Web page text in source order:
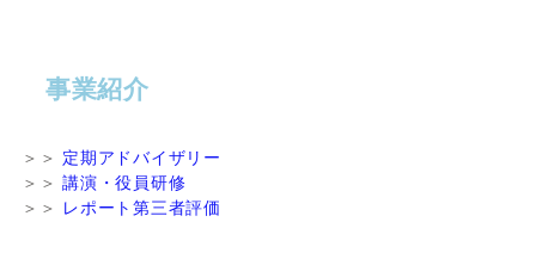
事業紹介
＞＞ 定期アドバイザリー
＞＞講演・役員研修
＞＞ レポート第三者評価